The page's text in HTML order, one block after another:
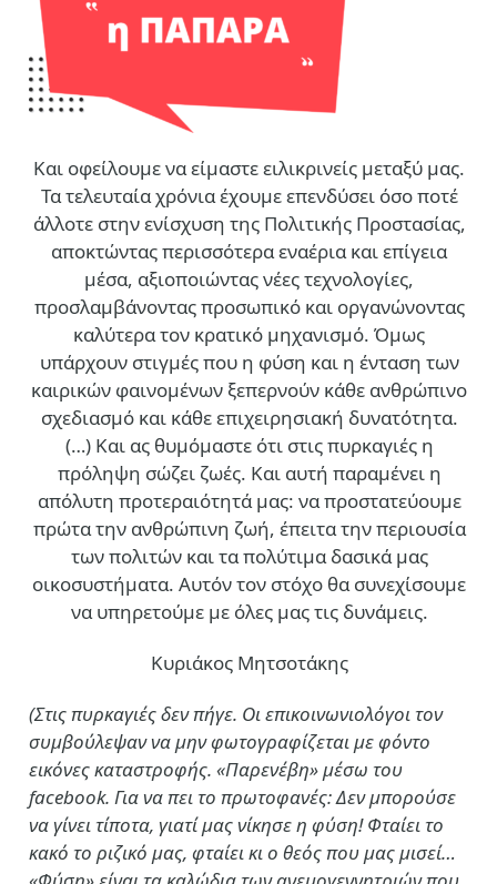
Και οφείλουμε να είμαστε ειλικρινείς μεταξύ μας.
Τα τελευταία χρόνια έχουμε επενδύσει όσο ποτέ
άλλοτε στην ενίσχυση της Πολιτικής Προστασίας,
αποκτώντας περισσότερα εναέρια και επίγεια
μέσα, αξιοποιώντας νέες τεχνολογίες,
προσλαμβάνοντας προσωπικό και οργανώνοντας
καλύτερα τον κρατικό μηχανισμό. Όμως
υπάρχουν στιγμές που η φύση και η ένταση των
καιρικών φαινομένων ξεπερνούν κάθε ανθρώπινο
σχεδιασμό και κάθε επιχειρησιακή δυνατότητα.
(…) Και ας θυμόμαστε ότι στις πυρκαγιές η
πρόληψη σώζει ζωές. Και αυτή παραμένει η
απόλυτη προτεραιότητά μας: να προστατεύουμε
πρώτα την ανθρώπινη ζωή, έπειτα την περιουσία
των πολιτών και τα πολύτιμα δασικά μας
οικοσυστήματα. Αυτόν τον στόχο θα συνεχίσουμε
να υπηρετούμε με όλες μας τις δυνάμεις.
Κυριάκος Μητσοτάκης
(Στις πυρκαγιές δεν πήγε. Οι επικοινωνιολόγοι τον
συμβούλεψαν να μην φωτογραφίζεται με φόντο
εικόνες καταστροφής. «Παρενέβη» μέσω του
facebook. Για να πει το πρωτοφανές: Δεν μπορούσε
να γίνει τίποτα, γιατί μας νίκησε η φύση! Φταίει το
κακό το ριζικό μας, φταίει κι ο θεός που μας μισεί…